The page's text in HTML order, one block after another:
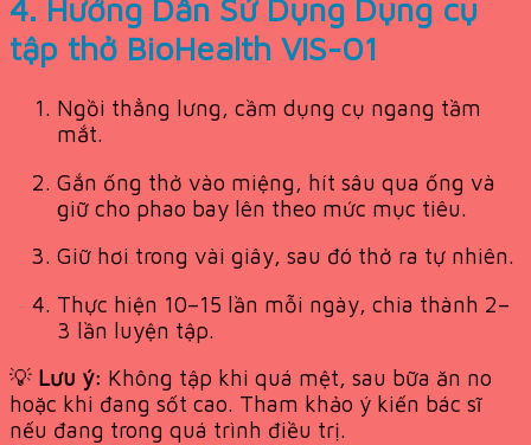
4. Hướng Dẫn Sử Dụng Dụng cụ
tập thở BioHealth VIS-01
Ngồi thẳng lưng, cầm dụng cụ ngang tầm
mắt.
Gắn ống thở vào miệng, hít sâu qua ống và
giữ cho phao bay lên theo mức mục tiêu.
Giữ hơi trong vài giây, sau đó thở ra tự nhiên.
Thực hiện 10–15 lần mỗi ngày, chia thành 2–
3 lần luyện tập.
💡 Lưu ý: Không tập khi quá mệt, sau bữa ăn no
hoặc khi đang sốt cao. Tham khảo ý kiến bác sĩ
nếu đang trong quá trình điều trị.